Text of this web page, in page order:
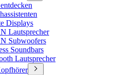
Displays
Lautsprecher
Subwoofers
Soundbars
Lautsprecher